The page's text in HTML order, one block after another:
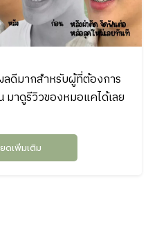
ดีมากสำหรับผู้ที่ต้องการ
าดูรีวิวของหมอแคได้เลย
ดเพิ่มเติม